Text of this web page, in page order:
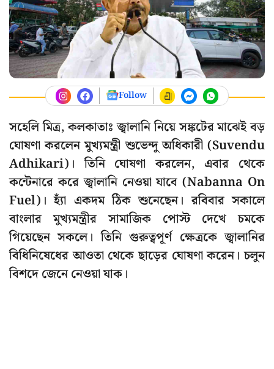
Follow
সহেলি মিত্র, কলকাতাঃ জ্বালানি নিয়ে সঙ্কটের মাঝেই বড়
ঘোষণা করলেন মুখ্যমন্ত্রী শুভেন্দু অধিকারী (Suvendu
Adhikari)। তিনি ঘোষণা করলেন, এবার থেকে
কন্টেনারে করে জ্বালানি নেওয়া যাবে (Nabanna On
Fuel)। হ্যাঁ একদম ঠিক শুনেছেন। রবিবার সকালে
বাংলার মুখ্যমন্ত্রীর সামাজিক পোস্ট দেখে চমকে
গিয়েছেন সকলে। তিনি গুরুত্বপূর্ণ ক্ষেত্রকে জ্বালানির
বিধিনিষেধের আওতা থেকে ছাড়ের ঘোষণা করেন। চলুন
বিশদে জেনে নেওয়া যাক।